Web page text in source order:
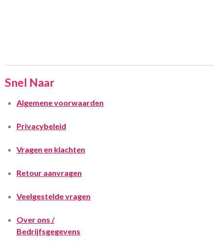
Snel Naar
Algemene voorwaarden
Privacybeleid
Vragen en klachten
Retour aanvragen
Veelgestelde vragen
Over ons /
Bedrijfsgegevens